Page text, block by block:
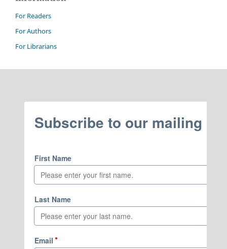
For Readers
For Authors
For Librarians